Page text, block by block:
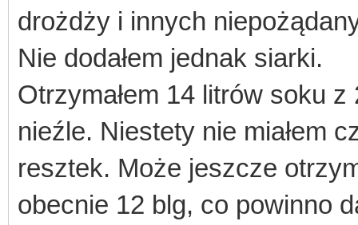
drożdży i innych
Nie dodałem jednak siarki.
Otrzymałem 14 litrów soku z
nieźle. Niestety nie miałem
resztek. Może jeszcze
obecnie 12 blg, co powinno